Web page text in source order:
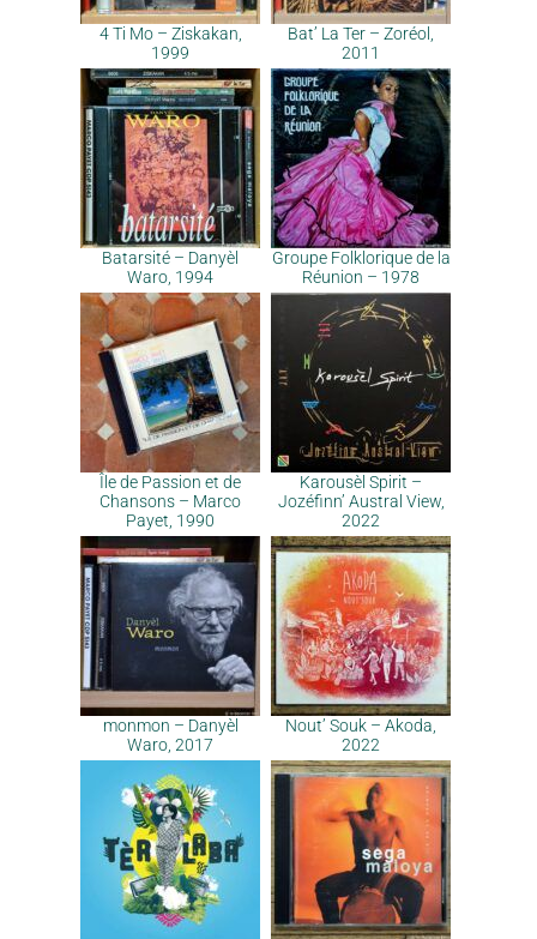
4 Ti Mo – Ziskakan,
1999
Bat’ La Ter – Zoréol,
2011
Batarsité – Danyèl
Waro, 1994
Groupe Folklorique de la
Réunion – 1978
Île de Passion et de
Chansons – Marco
Payet, 1990
Karousèl Spirit –
Jozéfinn’ Austral View,
2022
monmon – Danyèl
Waro, 2017
Nout’ Souk – Akoda,
2022